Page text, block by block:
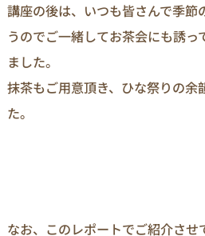
講座の後は、いつも皆さんで季節
うのでご一緒してお茶会にも誘っ
ました。
抹茶もご用意頂き、ひな祭りの余
た。
なお、このレポートでご紹介させ